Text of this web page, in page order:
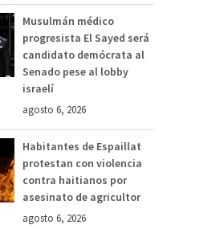
Musulmán médico
progresista El Sayed será
candidato demócrata al
Senado pese al lobby
israelí
agosto 6, 2026
Habitantes de Espaillat
protestan con violencia
contra haitianos por
asesinato de agricultor
agosto 6, 2026